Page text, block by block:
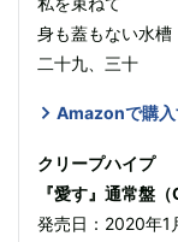
身も蓋もない水槽
二十九、三十
Amazonで購入
クリープハイプ
『愛す』通常盤（
発売日：2020年1